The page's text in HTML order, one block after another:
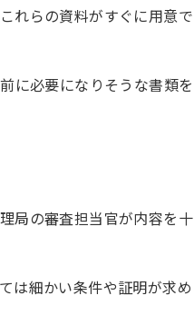
れらの資料がすぐに用意で
に必要になりそうな書類を
局の審査担当官が内容を十
は細かい条件や証明が求め